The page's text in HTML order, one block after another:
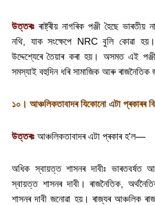
উত্তৰঃৰাষ্ট্ৰীয় নাগৰিক পঞ্জী হৈছে
নথি
যাক সংক্ষেপে NRCবুলি কোৱা
উদ্দেশ্যেৰে তৈয়াৰ কৰা হয়। অসমত এই
সমস্যাই বহুদিন ধৰি সামাজিক আৰু ৰাজনৈতিক
১০। আঞ্চলিকতাবাদৰ যিকোনো এটা প্ৰকাৰৰ
উত্তৰঃ আঞ্চলিকতাবাদৰ এটা প্ৰকাৰ হ'ল—
অধিক স্বায়ত্ত শাসনৰ দাবীঃ ভাৰতবৰ্ষত
স্বায়ত্ত শাসনৰ দাবী। ৰাজনৈতিক ,
শাসনৰ দাবী জনোৱা হয়। ৰাজ্যৰ আঞ্চলিক